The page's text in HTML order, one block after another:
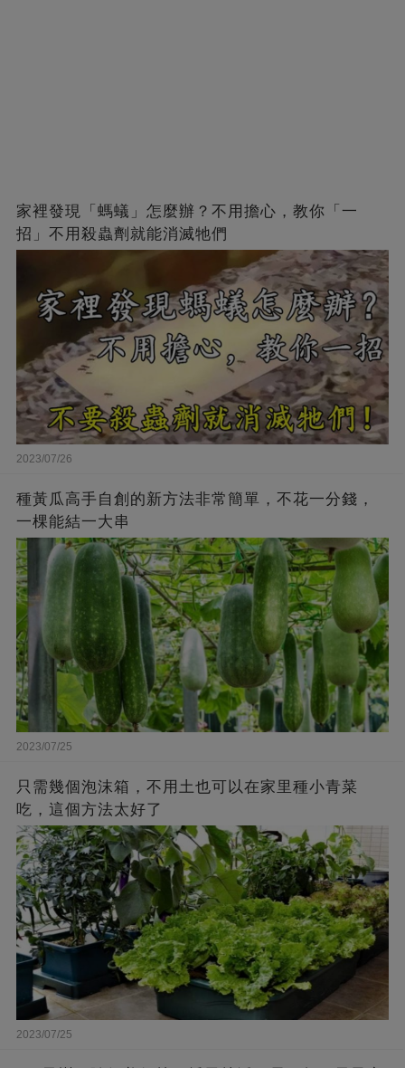
家裡發現「螞蟻」怎麼辦？不用擔心，教你「一
招」不用殺蟲劑就能消滅牠們
2023/07/26
種黃瓜高手自創的新方法非常簡單，不花一分錢，
一棵能結一大串
2023/07/25
只需幾個泡沫箱，不用土也可以在家里種小青菜
吃，這個方法太好了
2023/07/25